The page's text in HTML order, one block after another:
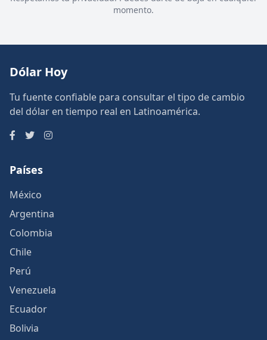
momento.
Dólar Hoy
Tu fuente confiable para consultar el tipo de cambio
del dólar en tiempo real en Latinoamérica.
Países
México
Argentina
Colombia
Chile
Perú
Venezuela
Ecuador
Bolivia